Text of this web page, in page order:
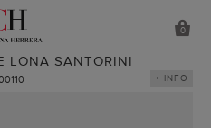
0
LONA SANTORINI
+ INFO